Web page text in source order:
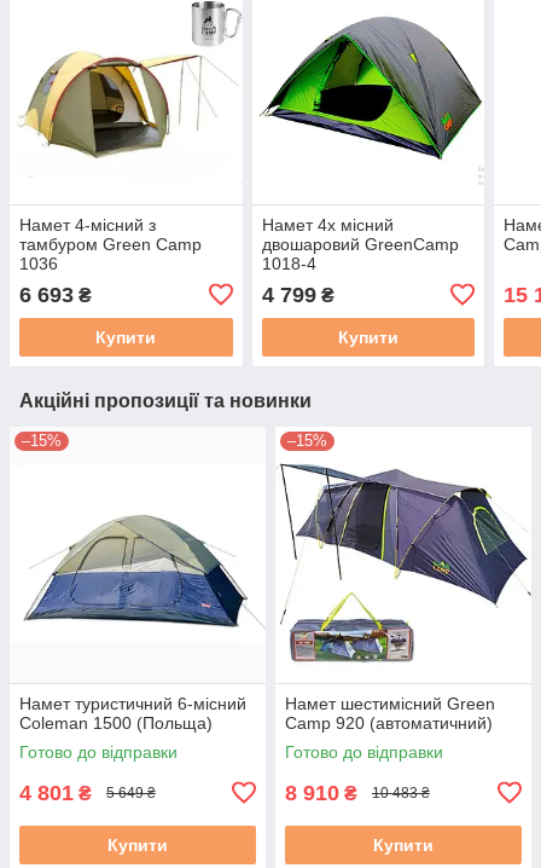
Намет 4-місний з
тамбуром Green Camp
1036
6 693 ₴
Купити
Намет 4х місний
двошаровий GreenCamp
1018-4
4 799₴
Купити
15
Акційні пропозиції та новинки
–15%
Намет туристичний 6-місний
Coleman 1500 (Польща)
Готово до відправки
4 801 ₴ 5 649 ₴
Купити
–15%
Намет шестимісний Green
Camp 920 (автоматичний)
Готово до відправки
8 910 ₴ 10 483 ₴
Купити